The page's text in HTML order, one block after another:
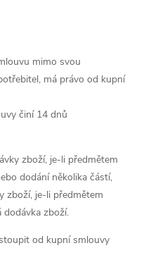
mimo svou
má právo od kupní
činí 14 dnů
zboží, je-li předmětem
dodání několika částí,
zboží, je-li předmětem
dodávka zboží.
od kupní smlouvy